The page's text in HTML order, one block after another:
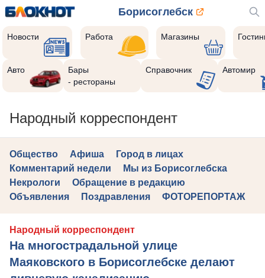
Борисоглебск
Новости Работа Магазины
Авто
Бары
- рестораны
Справочник Автомир
Народный корреспондент
Общество Афиша
Город в лицах
Комментарий недели
Мы из Борисоглебска
Некрологи
Обращение в редакцию
Объявления
Поздравления ФОТОРЕПОРТАЖ
Народный корреспондент
На многострадальной улице
Маяковского в Борисоглебске делают